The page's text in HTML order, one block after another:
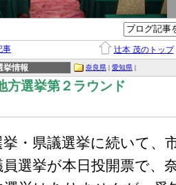
事
辻本 茂のトップ
挙情報
奈良県 | 愛知県 |
方選挙第２ラウンド
挙・県議選挙に続いて、
員選挙が本日投開票で、